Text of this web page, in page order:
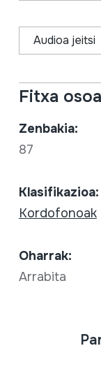
Audioa jeitsi
Fitxa osoa
Zenbakia:
87
Klasifikazioa:
Kordofonoak
Oharrak:
Arrabita